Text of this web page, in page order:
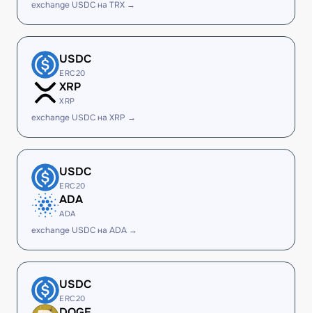
exchange USDC на TRX →
USDC
ERC20
XRP
XRP
exchange USDC на XRP →
USDC
ERC20
ADA
ADA
exchange USDC на ADA →
USDC
ERC20